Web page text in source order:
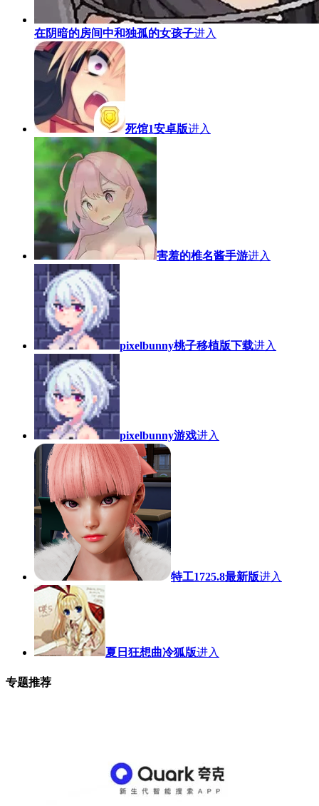
在阴暗的房间中和独孤的女孩子进入
死馆1安卓版进入
害羞的椎名酱手游进入
pixelbunny桃子移植版下载进入
pixelbunny游戏进入
特工1725.8最新版进入
夏日狂想曲冷狐版进入
专题推荐